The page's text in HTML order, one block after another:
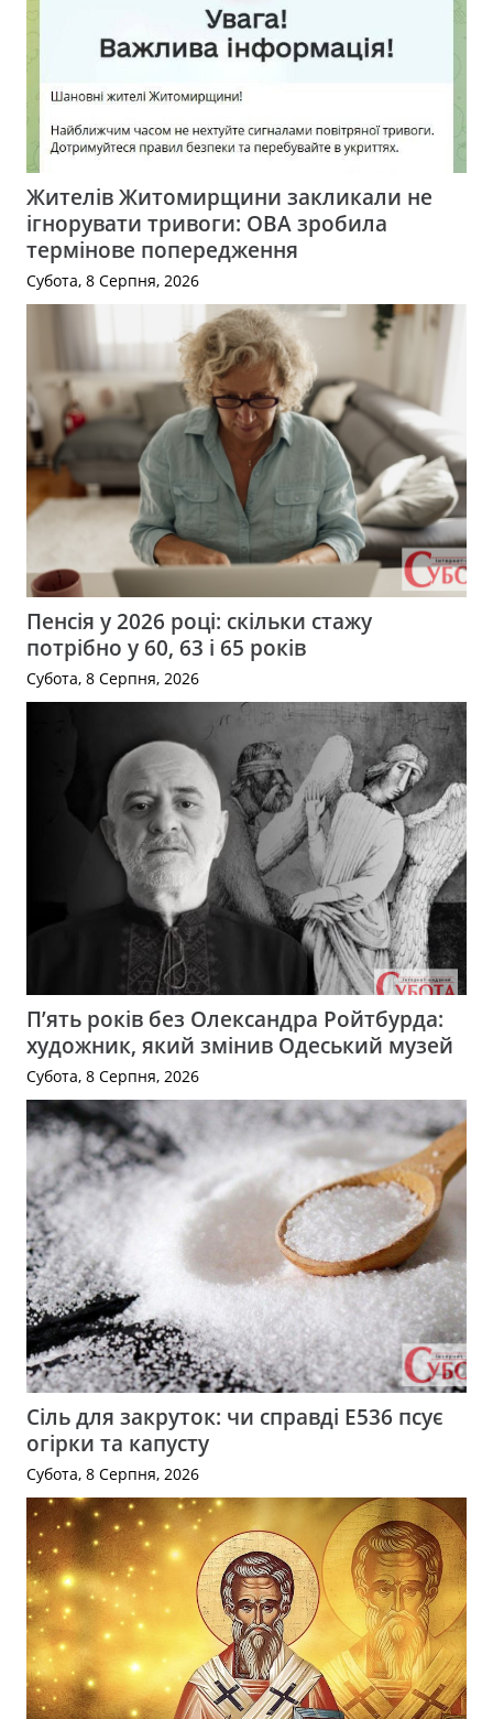
Жителів Житомирщини закликали не
ігнорувати тривоги: ОВА зробила
термінове попередження
Субота, 8 Серпня, 2026
Пенсія у 2026 році: скільки стажу
потрібно у 60, 63 і 65 років
Субота, 8 Серпня, 2026
П’ять років без Олександра Ройтбурда:
художник, який змінив Одеський музей
Субота, 8 Серпня, 2026
Сіль для закруток: чи справді Е536 псує
огірки та капусту
Субота, 8 Серпня, 2026